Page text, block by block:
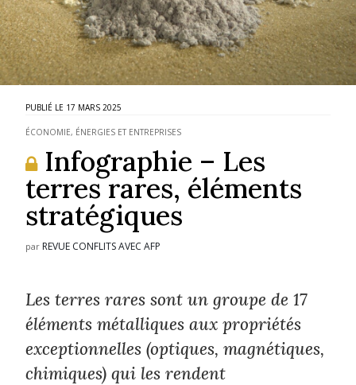
17 MARS 2025
ÉCONOMIE, ÉNERGIES ET ENTREPRISES
Infographie – Les
terres rares, éléments
stratégiques
par REVUE CONFLITS AVEC AFP
Les terres rares sont un groupe de 17
éléments métalliques aux propriétés
exceptionnelles (optiques, magnétiques,
chimiques) qui les rendent